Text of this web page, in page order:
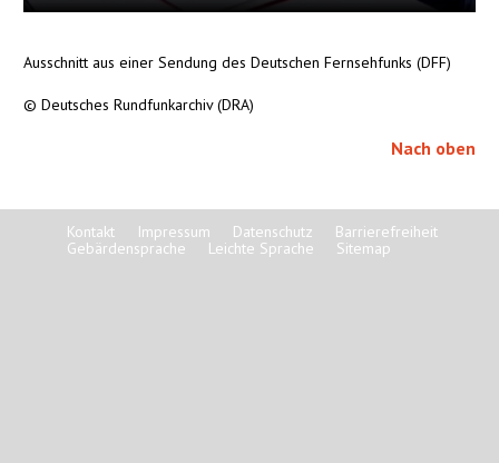
Ausschnitt aus einer Sendung des Deutschen Fernsehfunks (DFF)
© Deutsches Rundfunkarchiv (DRA)
Nach oben
Kontakt Impressum Datenschutz
Barrierefreiheit
Gebärdensprache
Leichte Sprache Sitemap